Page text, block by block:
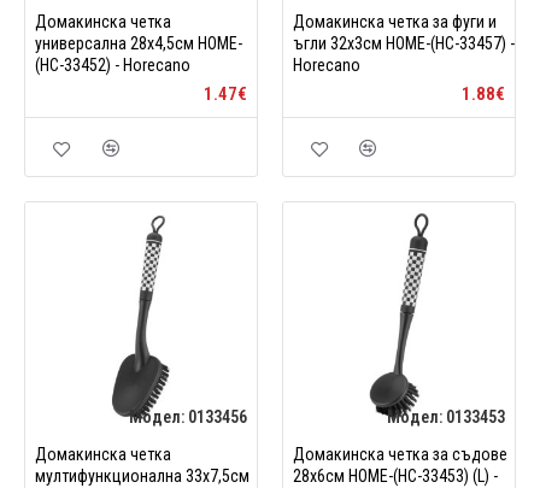
Домакинска четка
универсална 28x4,5см HOME-
(HC-33452) - Horecano
1.47€
Домакинска четка за фуги и
ъгли 32x3см HOME-(HC-33457) -
Horecano
1.88€
Модел: 0133456
Домакинска четка
мултифункционална 33x7,5см
Модел: 0133453
Домакинска четка за съдове
28x6см HOME-(HC-33453) (L) -